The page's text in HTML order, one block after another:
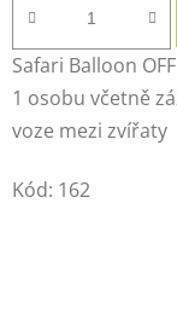
Safari Balloon
1 osobu včetně
voze mezi
Kód: 162